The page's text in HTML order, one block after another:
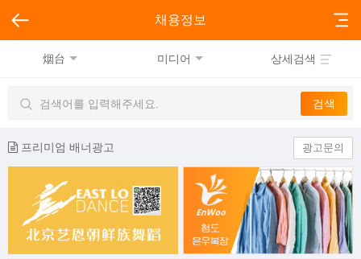
채용정보
烟台 미디어 상세검색
프리미엄 배너광고 광고문의